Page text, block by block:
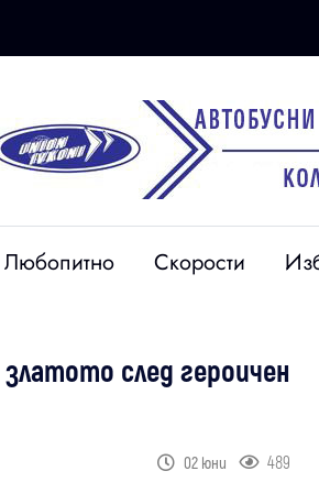
Любопитно Скорости
след героичен
02 юни 489